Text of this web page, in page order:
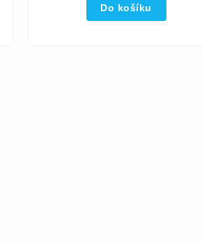
Do košíku